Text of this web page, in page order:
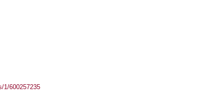
1/600257235